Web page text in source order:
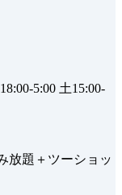
5:00 土15:00-
放題＋ツーショッ